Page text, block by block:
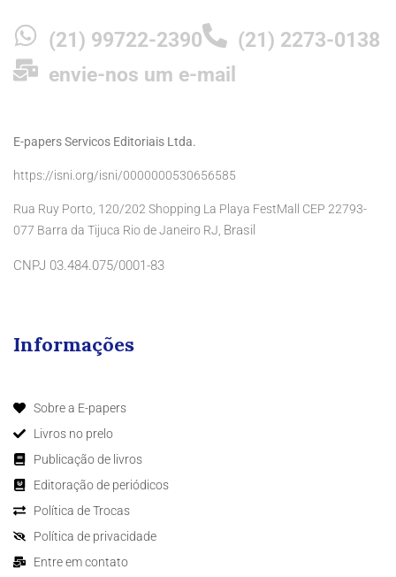
(21) 99722-2390
(21) 2273-0138
envie-nos um e-mail
E-papers Servicos Editoriais Ltda.
https://isni.org/isni/0000000530656585
Rua Ruy Porto, 120/202 Shopping La Playa FestMall CEP 22793-
077 Barra da Tijuca Rio de Janeiro RJ, Brasil
CNPJ 03.484.075/0001-83
Informações
Sobre a E-papers
Livros no prelo
Publicação de livros
Editoração de periódicos
Política de Trocas
Política de privacidade
Entre em contato